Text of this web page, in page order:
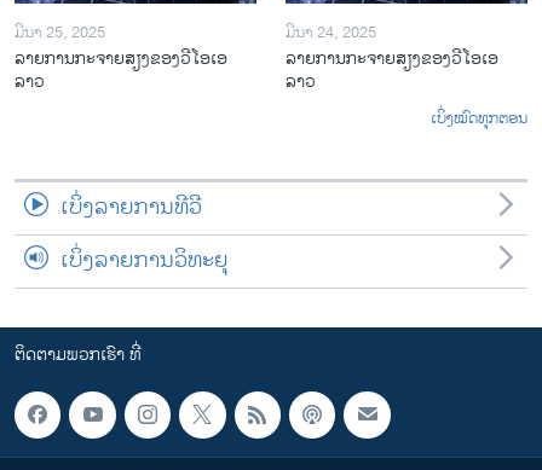
ມີນາ 25, 2025
ລາຍການກະຈາຍສຽງຂອງວີໂອເອ
ລາວ
ມີນາ 24, 2025
ລາຍການກະຈາຍສຽງຂອງວີໂອເອ
ລາວ
ເບິ່ງໝົດທຸກຕອນ
ເບິ່ງລາຍການທີວີ
ເບິ່ງລາຍການວິທະຍຸ
ຕິດຕາມພວກເຮົາ ທີ່